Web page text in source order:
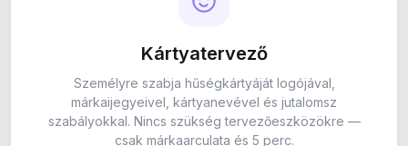
Kártyatervező
Személyre szabja hűségkártyáját logójával,
márkaijegyeivel, kártyanevével és jutalomsz
szabályokkal. Nincs szükség tervezőeszközökre —
csak márkaarculata és 5 perc.